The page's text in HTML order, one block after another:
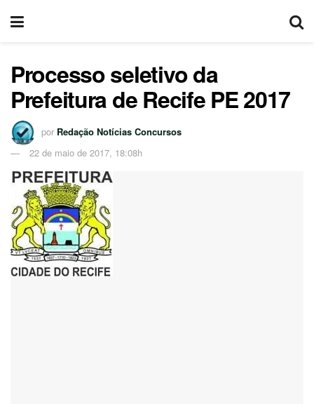
Processo seletivo da
Prefeitura de Recife PE 2017
por Redação Notícias Concursos
22 de maio de 2017, 18:08h